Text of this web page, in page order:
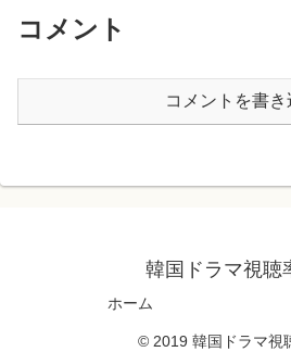
コメント
コメントを書き
韓国ドラマ視聴
ホーム
© 2019 韓国ドラマ視